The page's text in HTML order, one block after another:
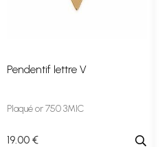
Pendentif lettre V
Plaqué or 750 3MIC
19.00 €